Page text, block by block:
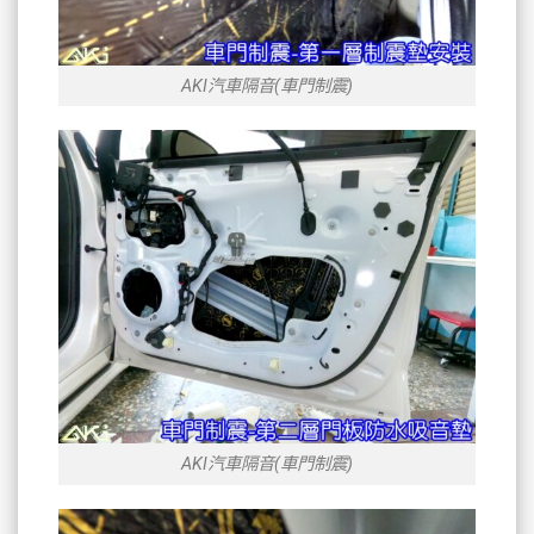
AKI汽車隔音(車門制震)
AKI汽車隔音(車門制震)